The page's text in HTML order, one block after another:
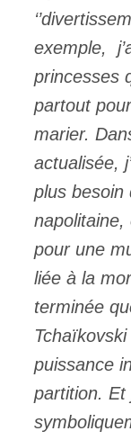
exemple,
princesses
partout
marier.
actualisée,
plus besoin
pour une
liée à la
terminée
puissance
partition. Et